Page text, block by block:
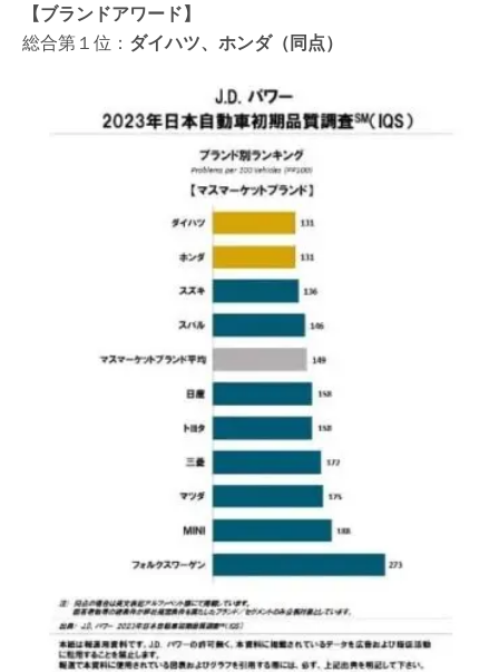
【ブランドアワード】
総合第１位： ダイハツ、ホンダ（同点）